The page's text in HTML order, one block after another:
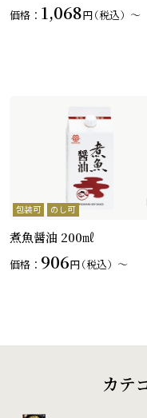
価格： 1,068円（税込）〜
包装可 のし可
煮魚醤油 200㎖
価格： 906円（税込）〜
カテ